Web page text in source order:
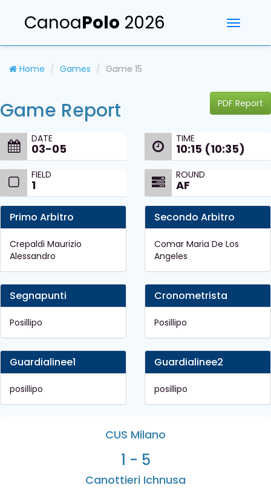
Toggle
CanoaPolo 2026
Home Games Game 15
PDF Report
Game Report
DATE
03-05
TIME
10:15 (10:35)
FIELD
1
ROUND
AF
Primo Arbitro
Crepaldi Maurizio
Alessandro
Secondo Arbitro
Comar Maria De Los
Angeles
Segnapunti
Posillipo
Cronometrista
Posillipo
Guardialinee1
posillipo
Guardialinee2
posillipo
CUS Milano
1 - 5
Canottieri Ichnusa